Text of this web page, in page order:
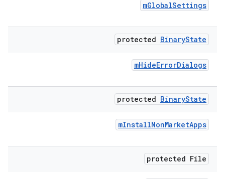
mGlobalSettings
protected BinaryState
mHideErrorDialogs
protected BinaryState
mInstallNonMarketApps
protected File